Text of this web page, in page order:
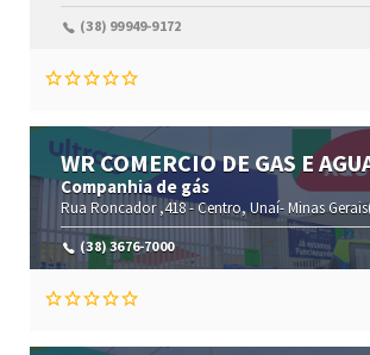
(38) 99949-9172
WR COMERCIO DE GAS E
Companhia de gás
Rua Roncador ,418 -Centro,Unaí-Minas
(38) 3676-7000